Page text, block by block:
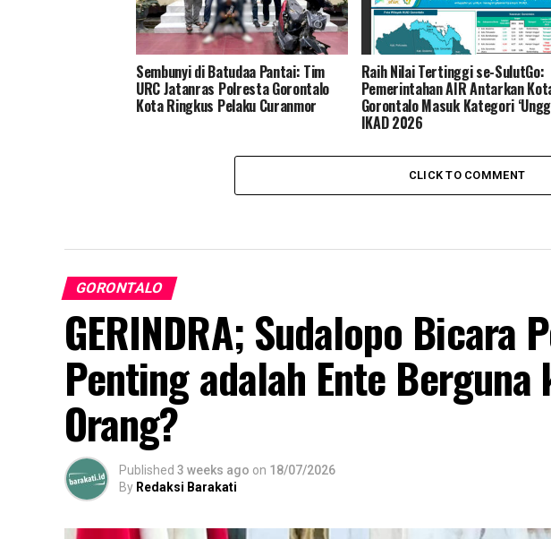
Sembunyi di Batudaa Pantai: Tim
URC Jatanras Polresta Gorontalo
Kota Ringkus Pelaku Curanmor
Raih Nilai Tertinggi se-SulutGo:
Pemerintahan AIR Antarkan
Gorontalo Masuk Kategori
IKAD 2026
CLICK TO COMMENT
GORONTALO
GERINDRA; Sudalopo Bicara
Penting adalah Ente Berguna
Orang?
Published 3 weeks ago on 18/07/2026
By Redaksi Barakati